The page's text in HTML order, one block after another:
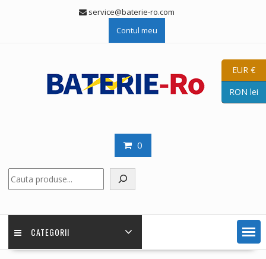
service@baterie-ro.com
Contul meu
0
CATEGORII
EUR €
RON lei